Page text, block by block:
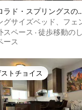
つ星中4.87つ星の平均
ラド・スプリングスの
グサイズベッド、フェ
グジー付きのダウンタ
スペース · 徒歩移動の
ース
トチョイス
トチョイス